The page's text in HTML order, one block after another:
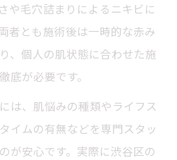
や毛穴詰まりによるニキビに
者とも施術後は一時的な赤み
、個人の肌状態に合わせた施
底が必要です。
は、肌悩みの種類やライフス
イムの有無などを専門スタッ
が安心です。実際に渋谷区の